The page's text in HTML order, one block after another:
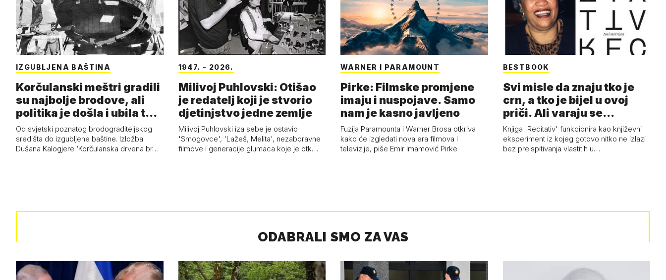
IZGUBLJENA BAŠTINA
Korčulanski meštri gradili
su najbolje brodove, ali
politika je došla i ubila t…
Od svjetski poznatog brodograditeljskog
središta do izgubljene baštine. Izložba
Dušana Kalogjere ‘Korčulanska drvena br…
1947. - 2026.
Milivoj Puhlovski: Otišao
je redatelj koji je stvorio
djetinjstvo jedne zemlje
Milivoj Puhlovski iza sebe je ostavio
'Smogovce', 'Lažeš, Melita', nezaboravne
filmove i generacije glumaca koje je otk…
WARNER I PARAMOUNT
Pirke: Filmske promjene
imaju i nuspojave. Samo
nam je kasno javljeno
Fuzija Paramounta i Warner Brosa otkriva
kako će izgledati nova era filmova i
televizije, piše Emir Imamović Pirke
BESTBOOK
Svi misle da znaju tko je
crn, a tko je bijel u ovoj
priči. Ali varaju se...
Knjiga 'Recitativ' funkcionira kao književni
eksperiment iz kojeg gotovo nitko ne izlazi
bez preispitivanja vlastitih u…